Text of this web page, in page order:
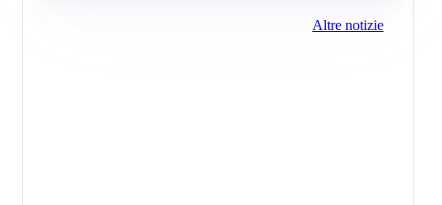
Altre notizie